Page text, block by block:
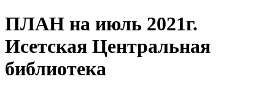
ПЛАН на июль 2021г.
Исетская Центральная
библиотека